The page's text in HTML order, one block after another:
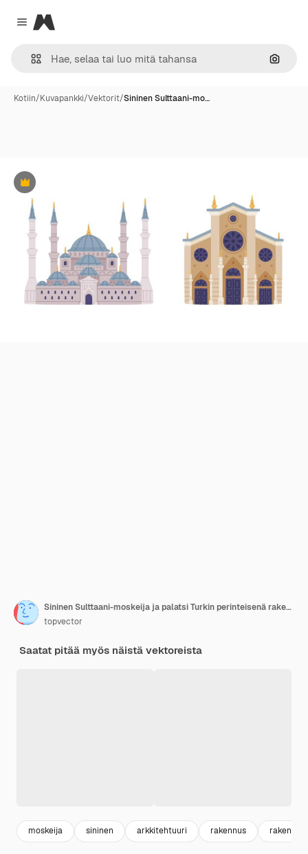
Close menu
Magnific
Hae
Kotiin/Kuvapankki/Vektorit/Sininen Sulttaani-mo…
Premium
Sininen Sulttaani-moskeija ja palatsi Turkin perinteisenä rakennuksena, vektorikuvasto
topvector
Saatat pitää myös näistä vektoreista
moskeija sininen arkkitehtuuri rakennus rakennus